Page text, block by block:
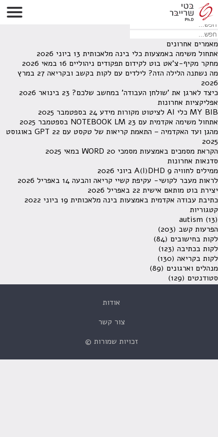
לא נמצאו תוצאות תחת קטגוריה זו.
מחפש משהו מסויים? השתמש בחיפוש
מאמרים אחרונים
אתחול משימה באמצעות כלי בינה מלאכותית 13 ביוני 2026
מחקר מקיף-צ'אט בוט לקידום תפקודים ניהוליים 16 במאי 2026
מה נשתנה הלילה הזה? לילדים עם לקות בקשב ובקריאה
27 במרץ
2026
כיצד לארגן את 'שולחן העבודה' במחשב שלכם? 23 בינואר 2026
אפליקציות אחרונות
MY BIB כלי AI לציטוט מקורות מידע
24 בספטמבר 2025
אתחול משימה אקדמית עם NOTEBOOK LM 23 בספטמבר 2025
מהגן ועד האקדמיה – התאמת קריאות של טקסט עם GPT
22 באוגוסט
2025
הקראת מסמכים באמצעות מסמכי WORD 20 במאי 2025
סדנאות אחרונות
ממילים לחוויה A(I)DHD 9 ביוני 2026
לראות מעבר לקושי- עקיפת קשיי קריאה והבעה 14 באפריל 2026
יצירת בוט מותאם אישית 22 באפריל 2026
כתיבת עבודה אקדמית באמצעות בינה מלאכותית 19 ביוני 2022
קטגוריות
autism (13)
הפרעות קשב (203)
לקות בחישובים (84)
לקות בכתיבה (123)
לקות בקריאה (130)
מנהלים וארגונים (89)
סטודנטים (129)
אודות
צור קשר
זכויות שמורות ©